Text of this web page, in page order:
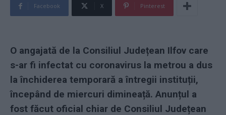
Facebook X Pinterest
O angajată de la Consiliul Județean Ilfov care
s-ar fi infectat cu coronavirus la metrou a dus
la închiderea temporară a întregii instituții,
începând de miercuri dimineață. Anunțul a
fost făcut oficial chiar de Consiliul Județean